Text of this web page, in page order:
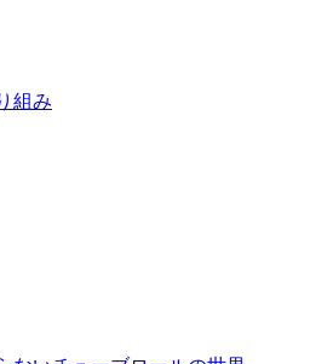
組み